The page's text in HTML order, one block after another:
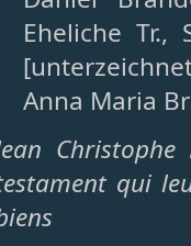
Eheliche
Anna Maria
qui